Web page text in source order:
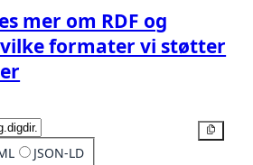
mer om RDF og
formater vi støtter
JSON-LD